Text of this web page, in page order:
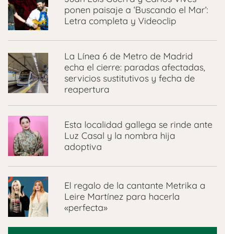
ponen paisaje a ‘Buscando el Mar’:
Letra completa y Videoclip
La Línea 6 de Metro de Madrid
echa el cierre: paradas afectadas,
servicios sustitutivos y fecha de
reapertura
Esta localidad gallega se rinde ante
Luz Casal y la nombra hija
adoptiva
El regalo de la cantante Metrika a
Leire Martínez para hacerla
«perfecta»